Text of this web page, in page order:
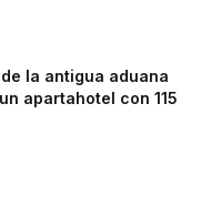
la antigua aduana
apartahotel con 115